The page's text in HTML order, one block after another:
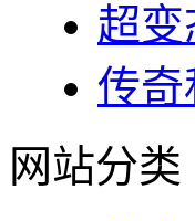
超
传奇
网站分类